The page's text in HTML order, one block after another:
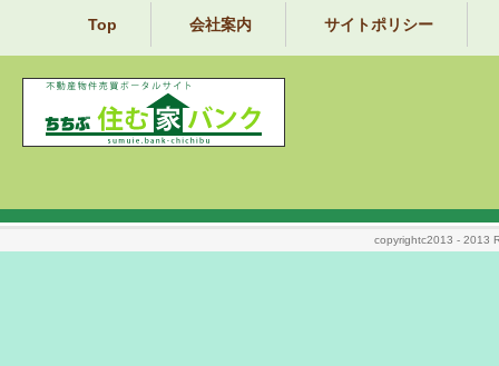
Top 会社案内 サイトポリシー
copyrightc2013 - 2013